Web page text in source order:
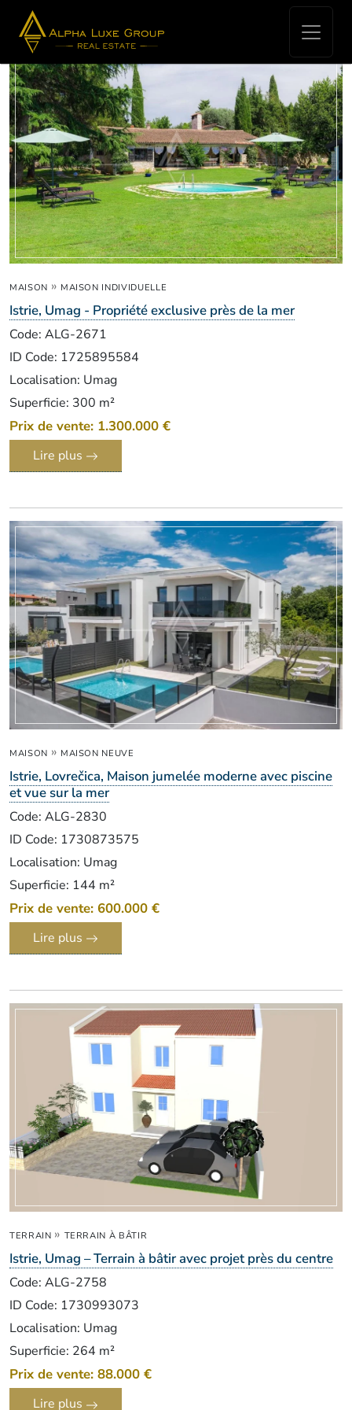
Real Estate for sale - Umag
MAISON » MAISON INDIVIDUELLE
Istrie, Umag - Propriété exclusive près de la mer
Code: ALG-2671
ID Code: 1725895584
Localisation: Umag
Superficie: 300 m²
Prix de vente: 1.300.000 €
Lire plus
MAISON » MAISON NEUVE
Istrie, Lovrečica, Maison jumelée moderne avec piscine
et vue sur la mer
Code: ALG-2830
ID Code: 1730873575
Localisation: Umag
Superficie: 144 m²
Prix de vente: 600.000 €
Lire plus
TERRAIN » TERRAIN À BÂTIR
Istrie, Umag – Terrain à bâtir avec projet près du centre
Code: ALG-2758
ID Code: 1730993073
Localisation: Umag
Superficie: 264 m²
Prix de vente: 88.000 €
Lire plus